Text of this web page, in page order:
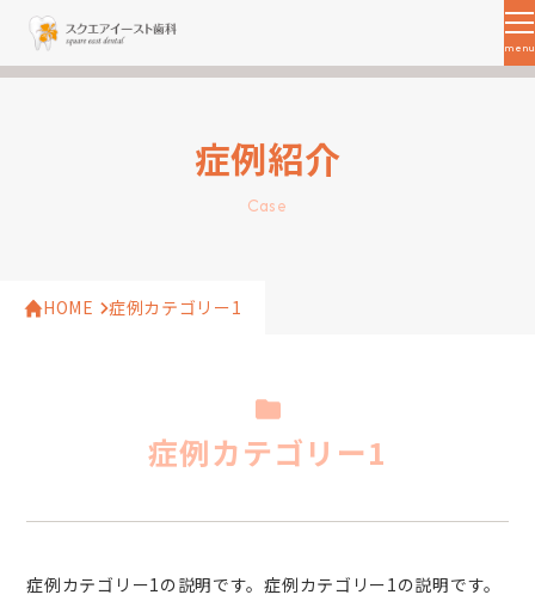
menu
MENU
当院について
料金・お支払い
症例紹介
Case
HOME 症例カテゴリー1
症例カテゴリー1
症例カテゴリー1の説明です。症例カテゴリー1の説明です。